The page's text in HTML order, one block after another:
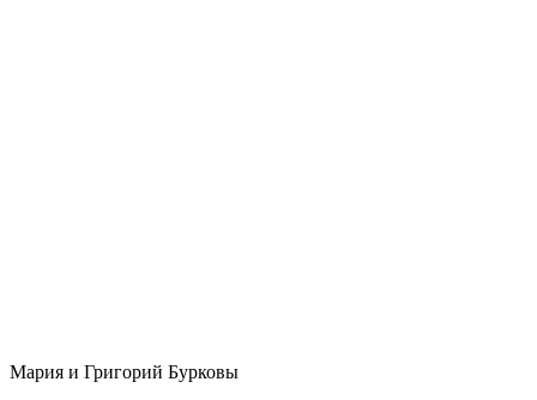
Мария и Григорий Бурковы